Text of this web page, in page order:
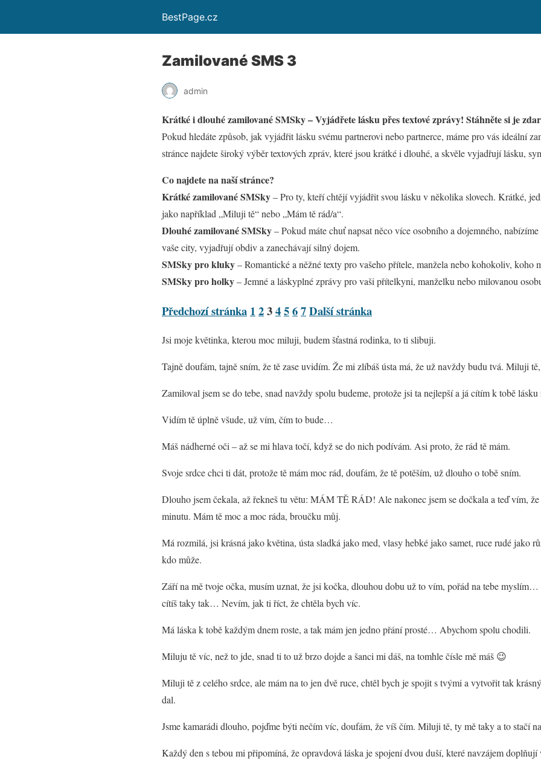
BestPage.cz
Zamilované SMS 3
admin
Krátké i dlouhé zamilované SMSky – Vyjádřete lásku přes textové zprávy! Stáhněte si je
Pokud hledáte způsob, jak vyjádřit lásku svému partnerovi nebo partnerce, máme pro vás ideální
stránce najdete široký výběr textových zpráv, které jsou krátké i dlouhé, a skvěle vyjadřují lásku,
Co najdete na naší stránce?
Krátké zamilované SMSky– Pro ty, kteří chtějí vyjádřit svou lásku v několika slovech. Krátké,
jako například „Miluji tě“ nebo „Mám tě rád/a“.
Dlouhé zamilované SMSky– Pokud máte chuť napsat něco více osobního a dojemného,
vaše city, vyjadřují obdiv a zanechávají silný dojem.
SMSky pro kluky– Romantické a něžné texty pro vašeho přítele, manžela nebo kohokoliv, koho
SMSky pro holky– Jemné a láskyplné zprávy pro vaši přítelkyni, manželku nebo milovanou
Předchozí stránka 1234567Další stránka
Jsi moje květinka, kterou moc miluji, budem šťastná rodinka, to ti slibuji.
Tajně doufám, tajně sním, že tě zase uvidím. Že mi zlíbáš ústa má, že už navždy budu tvá. Miluji
Zamiloval jsem se do tebe, snad navždy spolu budeme, protože jsi ta nejlepší a já cítím k tobě
Vidím tě úplně všude, už vím, čím to bude…
Máš nádherné oči – až se mi hlava točí, když se do nich podívám. Asi proto, že rád tě mám.
Svoje srdce chci ti dát, protože tě mám moc rád, doufám, že tě potěším, už dlouho o tobě sním.
Dlouho jsem čekala, až řekneš tu větu: MÁM TĚ RÁD! Ale nakonec jsem se dočkala a teď vím,
minutu. Mám tě moc a moc ráda, broučku můj.
Má rozmilá, jsi krásná jako květina, ústa sladká jako med, vlasy hebké jako samet, ruce rudé jako
kdo může.
Září na mě tvoje očka, musím uznat, že jsi kočka, dlouhou dobu už to vím, pořád na tebe
cítíš taky tak… Nevím, jak ti říct, že chtěla bych víc.
Má láska k tobě každým dnem roste, a tak mám jen jedno přání prosté… Abychom spolu chodili.
Miluju tě víc, než to jde, snad ti to už brzo dojde a šanci mi dáš, na tomhle čísle mě máš 😉
Miluji tě z celého srdce, ale mám na to jen dvě ruce, chtěl bych je spojit s tvými a vytvořit tak
dal.
Jsme kamarádi dlouho, pojďme býti nečím víc, doufám, že víš čím. Miluji tě, ty mě taky a to stačí
Každý den s tebou mi připomíná, že opravdová láska je spojení dvou duší, které navzájem doplňují